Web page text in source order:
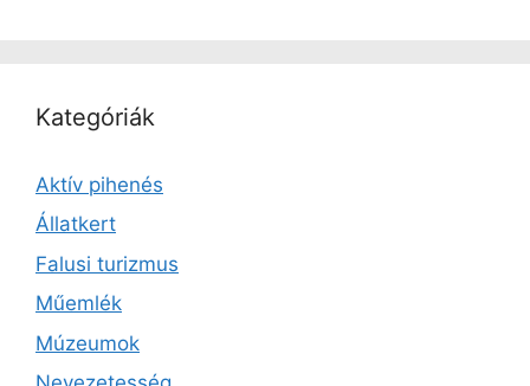
Kategóriák
Aktív pihenés
Állatkert
Falusi turizmus
Műemlék
Múzeumok